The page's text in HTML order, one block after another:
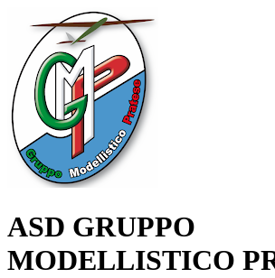
ASD GRUPPO
MODELLISTICO